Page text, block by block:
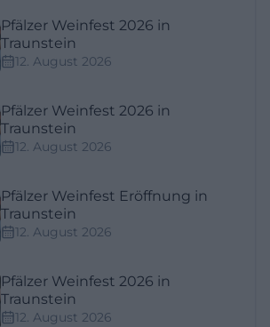
Pfälzer Weinfest 2026 in
Traunstein
12. August 2026
Pfälzer Weinfest 2026 in
Traunstein
12. August 2026
Pfälzer Weinfest Eröffnung in
Traunstein
12. August 2026
Pfälzer Weinfest 2026 in
Traunstein
12. August 2026